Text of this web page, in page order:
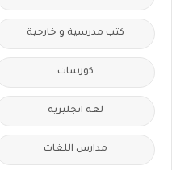
كتب مدرسية و خارجية
كورسات
لغة انجليزية
مدارس اللغات